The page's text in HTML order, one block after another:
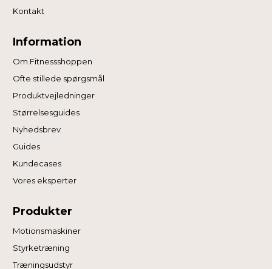
Kontakt
Information
Om Fitnessshoppen
Ofte stillede spørgsmål
Produktvejledninger
Størrelsesguides
Nyhedsbrev
Guides
Kundecases
Vores eksperter
Produkter
Motionsmaskiner
Styrketræning
Træningsudstyr